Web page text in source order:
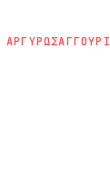
ΑΓΓΟΥΡΙ